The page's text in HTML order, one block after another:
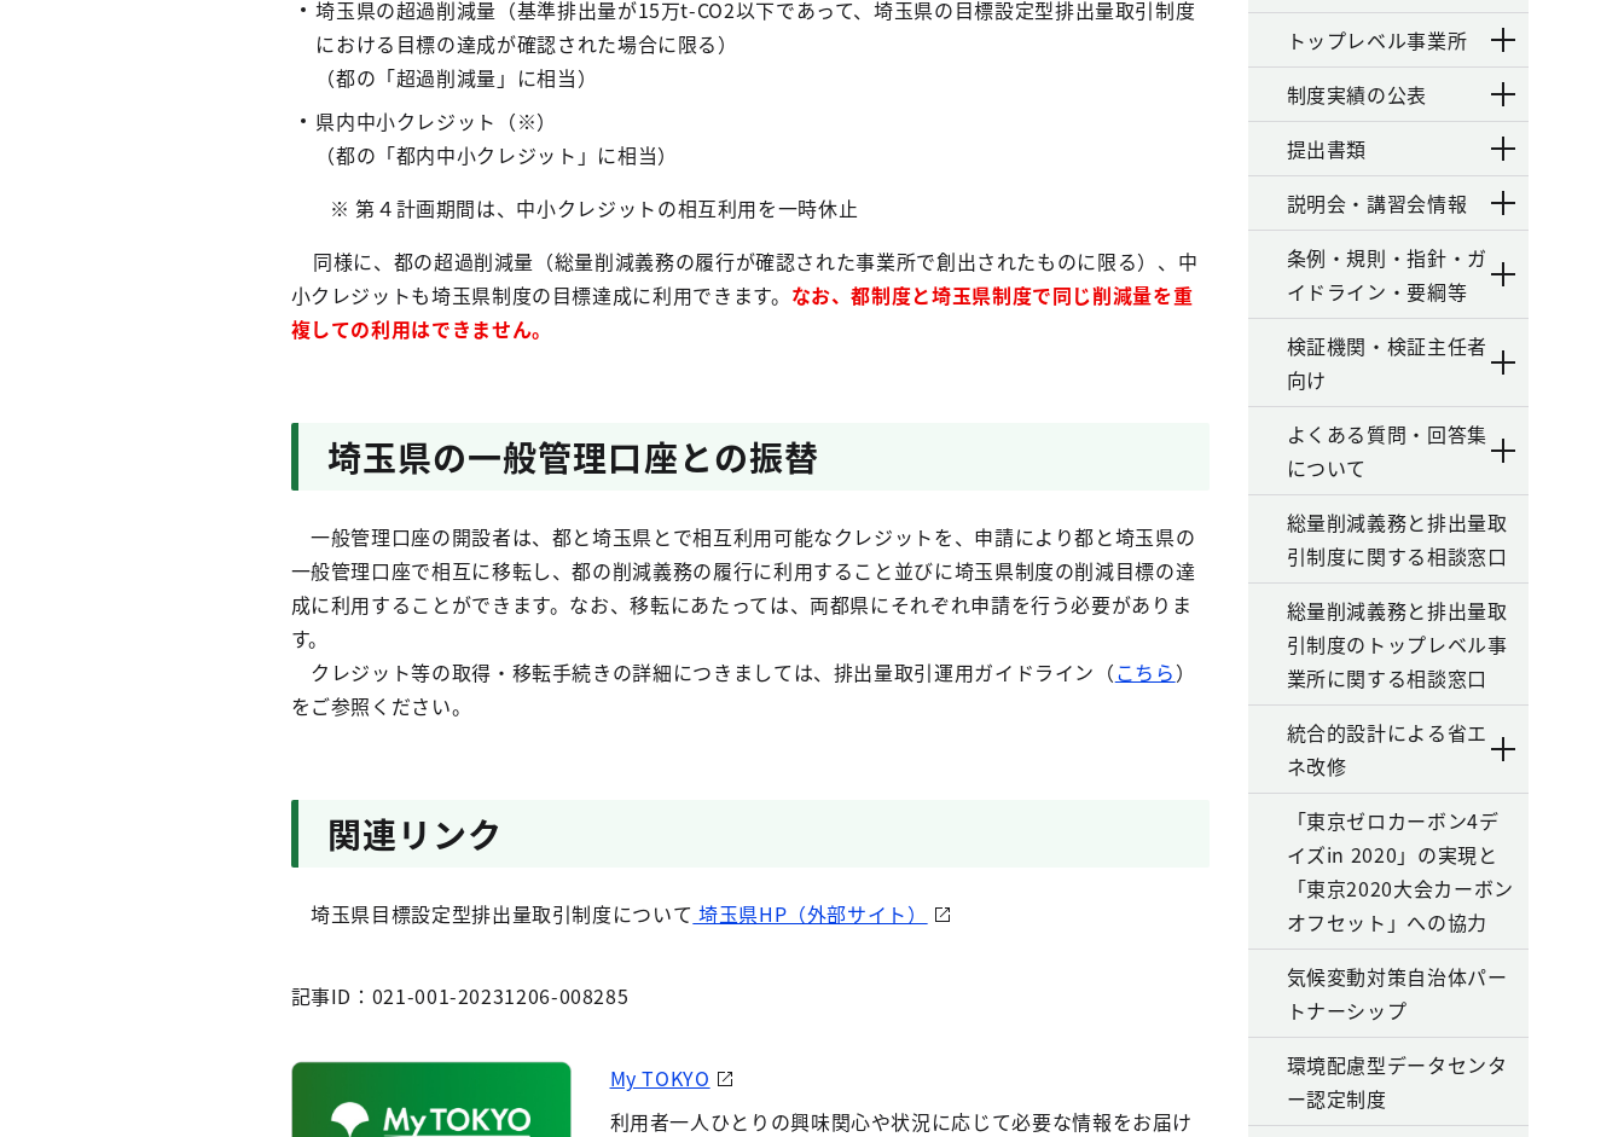
埼玉県の超過削減量（基準排出量が15万t-CO2以下であって、埼玉県の目標設定型排出量取引制度
における目標の達成が確認された場合に限る）
（都の「超過削減量」に相当）
県内中小クレジット（※）
（都の「都内中小クレジット」に相当）
※ 第４計画期間は、中小クレジットの相互利用を一時休止
同様に、都の超過削減量（総量削減義務の履行が確認された事業所で創出されたものに限る）、中
小クレジットも埼玉県制度の目標達成に利用できます。 なお、都制度と埼玉県制度で同じ削減量を重
複しての利用はできません。
埼玉県の一般管理口座との振替
一般管理口座の開設者は、都と埼玉県とで相互利用可能なクレジットを、申請により都と埼玉県の
一般管理口座で相互に移転し、都の削減義務の履行に利用すること並びに埼玉県制度の削減目標の達
成に利用することができます。なお、移転にあたっては、両都県にそれぞれ申請を行う必要がありま
す。
クレジット等の取得・移転手続きの詳細につきましては、排出量取引運用ガイドライン（こちら）
をご参照ください。
関連リンク
埼玉県目標設定型排出量取引制度について 埼玉県HP（外部サイト）
記事ID：021-001-20231206-008285
My TOKYO
利用者一人ひとりの興味関心や状況に応じて必要な情報をお届け
トップレベル事業所
制度実績の公表
提出書類
説明会・講習会情報
条例・規則・指針・ガ
イドライン・要綱等
検証機関・検証主任者
向け
よくある質問・回答集
について
総量削減義務と排出量取
引制度に関する相談窓口
総量削減義務と排出量取
引制度のトップレベル事
業所に関する相談窓口
統合的設計による省エ
ネ改修
「東京ゼロカーボン4デ
イズin 2020」の実現と
「東京2020大会カーボン
オフセット」への協力
気候変動対策自治体パー
トナーシップ
環境配慮型データセンタ
ー認定制度